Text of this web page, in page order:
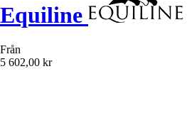
Equiline
Från
5 602,00 kr